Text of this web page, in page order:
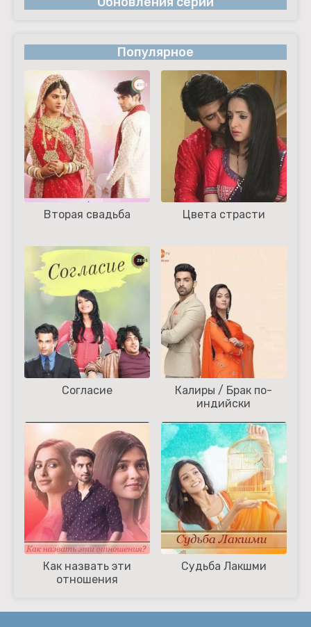
Популярное
Вторая свадьба Цвета страсти
Согласие
Калиры / Брак по-
индийски
Как назвать эти
отношения
Судьба Лакшми